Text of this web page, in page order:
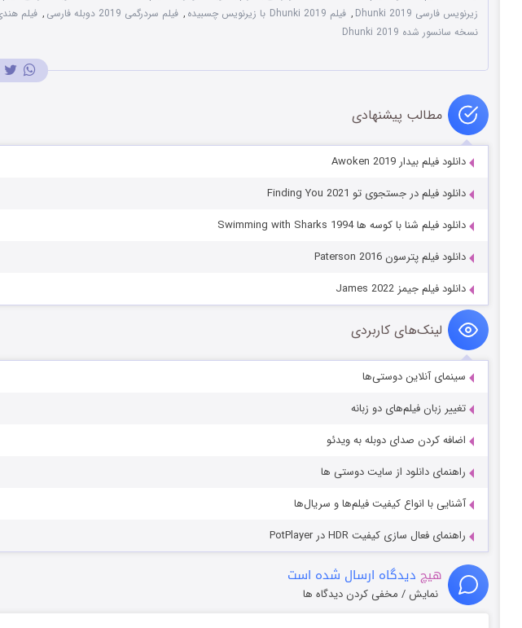
زیرنویس فارسی Dhunki 2019
, فیلم Dhunki 2019 با زیرنویس چسبیده , فیلم سردرگمی 2019 دوبله فارسی , فیلم هندی
نسخه سانسور شده Dhunki 2019
مطالب پیشنهادی
دانلود فیلم بیدار Awoken 2019
دانلود فیلم در جستجوی تو Finding You 2021
دانلود فیلم شنا با کوسه ها Swimming with Sharks 1994
دانلود فیلم پترسون Paterson 2016
دانلود فیلم جیمز James 2022
لینک‌های کاربردی
سینمای آنلاین دوستی‌ها
تغییر زبان فیلم‌های دو زبانه
اضافه کردن صدای دوبله به ویدئو
راهنمای دانلود از سایت دوستی ها
آشنایی با انواع کیفیت فیلم‌ها و سریال‌ها
راهنمای فعال سازی کیفیت HDR در PotPlayer
هیچ دیدگاه ارسال شده است
نمایش / مخفی کردن دیدگاه ها